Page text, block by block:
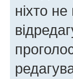
ніхто